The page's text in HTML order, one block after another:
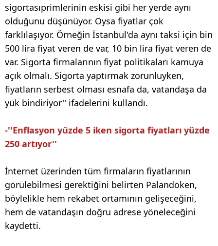
sigortasıprimlerinin eskisi gibi her yerde aynı
olduğunu düşünüyor. Oysa fiyatlar çok
farklılaşıyor. Örneğin İstanbul'da aynı taksi için bin
500 lira fiyat veren de var, 10 bin lira fiyat veren de
var. Sigorta firmalarının fiyat politikaları kamuya
açık olmalı. Sigorta yaptırmak zorunluyken,
fiyatların serbest olması esnafa da, vatandaşa da
yük bindiriyor'' ifadelerini kullandı.
-''Enflasyon yüzde 5 iken sigorta fiyatları yüzde
250 artıyor''
İnternet üzerinden tüm firmaların fiyatlarının
görülebilmesi gerektiğini belirten Palandöken,
böylelikle hem rekabet ortamının gelişeceğini,
hem de vatandaşın doğru adrese yöneleceğini
kaydetti.